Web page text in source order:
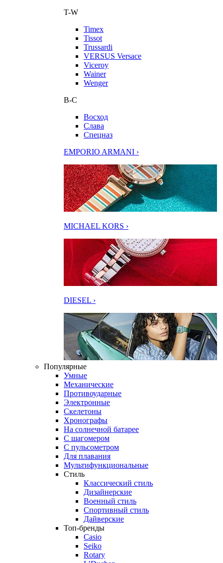
T-W
Timex
Tissot
Trussardi
VERSUS Versace
Viceroy
Wainer
Wenger
В-С
Восход
Слава
Спецназ
EMPORIO ARMANI ›
MICHAEL KORS ›
DIESEL ›
Популярные
Умные
Механические
Противоударные
Электронные
Скелетоны
Хронографы
На солнечной батарее
С шагомером
С пульсометром
Для плавания
Мультифункциональные
Стиль
Классический стиль
Дизайнерские
Военный стиль
Спортивный стиль
Дайверские
Топ-бренды
Casio
Seiko
Rotary